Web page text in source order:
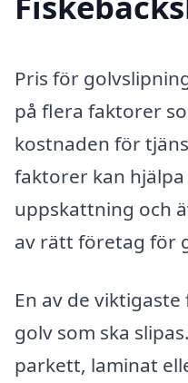
Pris för
på flera faktorer
kostnaden för
faktorer kan
uppskattning och
av rätt företag för
En av de
golv som ska
parkett, laminat